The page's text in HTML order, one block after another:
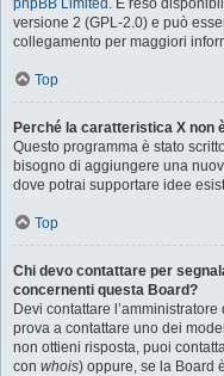
phpBB Limited . È reso
versione 2 (GPL-2.0) e può
collegamento per maggiori
Top
Perché la caratteristica X non
Questo programma è stato
bisogno di aggiungere una
dove potrai supportare idee
Top
Chi devo contattare per
concernenti questa Board?
Devi contattare
prova a contattare uno dei
non ottieni risposta, puoi
con whois) oppure, se la Board